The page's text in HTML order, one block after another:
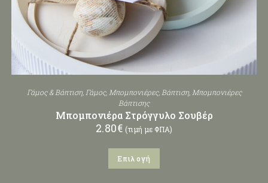
Γάμος & Βάπτιση, Γάμος, Μπομπονιέρες, Βάπτιση, Μπομπονιέρες
Βάπτισης
Μπομπονιέρα Στρόγγυλο Σουβέρ
2.80€ (τιμή με ΦΠΑ)
Επιλογή